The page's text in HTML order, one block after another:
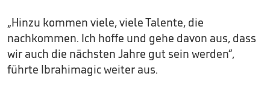
„Hinzu kommen viele, viele Talente, die
nachkommen. Ich hoffe und gehe davon aus, dass
wir auch die nächsten Jahre gut sein werden“,
führte Ibrahimagic weiter aus.